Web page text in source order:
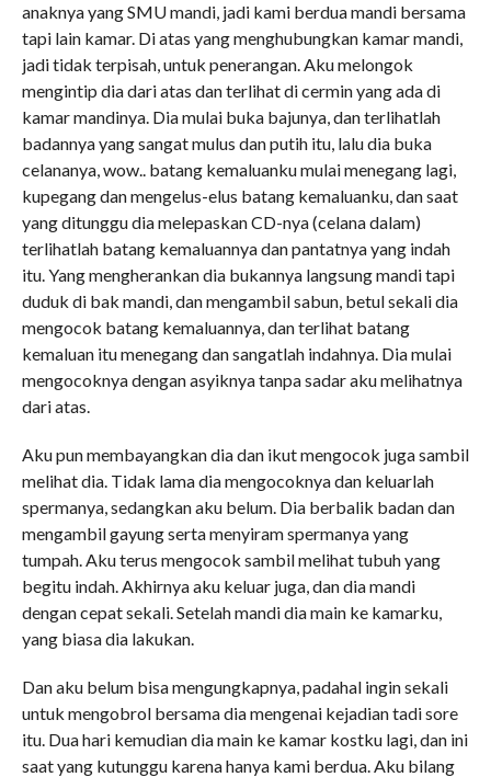
anaknya yang SMU mandi, jadi kami berdua mandi bersama
tapi lain kamar. Di atas yang menghubungkan kamar mandi,
jadi tidak terpisah, untuk penerangan. Aku melongok
mengintip dia dari atas dan terlihat di cermin yang ada di
kamar mandinya. Dia mulai buka bajunya, dan terlihatlah
badannya yang sangat mulus dan putih itu, lalu dia buka
celananya, wow.. batang kemaluanku mulai menegang lagi,
kupegang dan mengelus-elus batang kemaluanku, dan saat
yang ditunggu dia melepaskan CD-nya (celana dalam)
terlihatlah batang kemaluannya dan pantatnya yang indah
itu. Yang mengherankan dia bukannya langsung mandi tapi
duduk di bak mandi, dan mengambil sabun, betul sekali dia
mengocok batang kemaluannya, dan terlihat batang
kemaluan itu menegang dan sangatlah indahnya. Dia mulai
mengocoknya dengan asyiknya tanpa sadar aku melihatnya
dari atas.
Aku pun membayangkan dia dan ikut mengocok juga sambil
melihat dia. Tidak lama dia mengocoknya dan keluarlah
spermanya, sedangkan aku belum. Dia berbalik badan dan
mengambil gayung serta menyiram spermanya yang
tumpah. Aku terus mengocok sambil melihat tubuh yang
begitu indah. Akhirnya aku keluar juga, dan dia mandi
dengan cepat sekali. Setelah mandi dia main ke kamarku,
yang biasa dia lakukan.
Dan aku belum bisa mengungkapnya, padahal ingin sekali
untuk mengobrol bersama dia mengenai kejadian tadi sore
itu. Dua hari kemudian dia main ke kamar kostku lagi, dan ini
saat yang kutunggu karena hanya kami berdua. Aku bilang